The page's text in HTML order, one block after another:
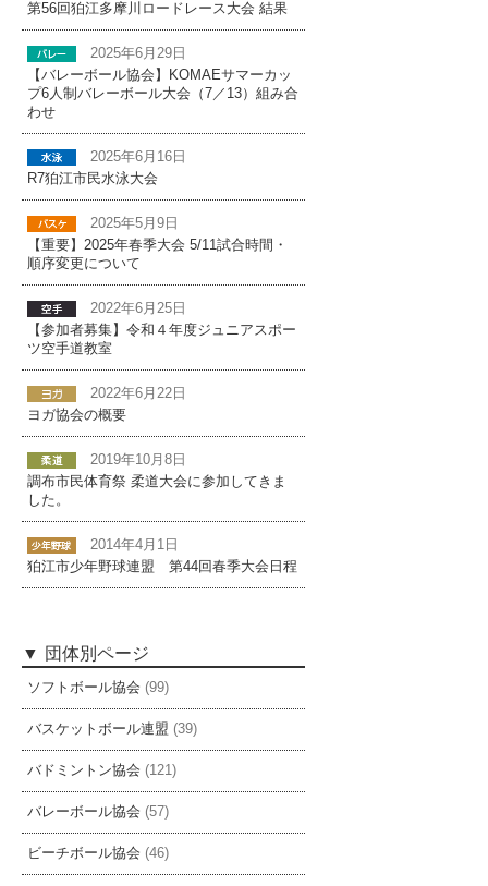
第56回狛江多摩川ロードレース大会 結果
2025年6月29日
【バレーボール協会】KOMAEサマーカッ
プ6人制バレーボール大会（7／13）組み合
わせ
2025年6月16日
R7狛江市民水泳大会
2025年5月9日
【重要】2025年春季大会 5/11試合時間・
順序変更について
2022年6月25日
【参加者募集】令和４年度ジュニアスポー
ツ空手道教室
2022年6月22日
ヨガ協会の概要
2019年10月8日
調布市民体育祭 柔道大会に参加してきま
した。
2014年4月1日
狛江市少年野球連盟 第44回春季大会日程
団体別ページ
ソフトボール協会 (99)
バスケットボール連盟 (39)
バドミントン協会 (121)
バレーボール協会 (57)
ビーチボール協会 (46)